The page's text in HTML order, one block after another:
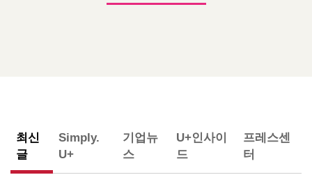
최신
글
Simply.
U+
기업뉴
스
U+인사이
드
프레스센
터